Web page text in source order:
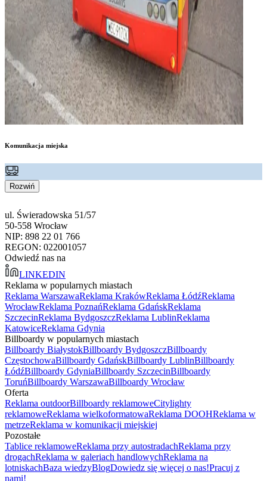
Komunikacja miejska
Rozwiń
ul. Świeradowska 51/57
50-558 Wrocław
NIP: 898 22 01 766
REGON: 022001057
Odwiedź nas na
LINKEDIN
Reklama w popularnych miastach
Reklama WarszawaReklama KrakówReklama ŁódźReklama
WrocławReklama PoznańReklama GdańskReklama
SzczecinReklama BydgoszczReklama LublinReklama
KatowiceReklama Gdynia
Billboardy w popularnych miastach
Billboardy BiałystokBillboardy BydgoszczBillboardy
CzęstochowaBillboardy GdańskBillboardy LublinBillboardy
ŁódźBillboardy GdyniaBillboardy SzczecinBillboardy
ToruńBillboardy WarszawaBillboardy Wrocław
Oferta
Reklama outdoorBillboardy reklamoweCitylighty
reklamoweReklama wielkoformatowaReklama DOOHReklama w
metrzeReklama w komunikacji miejskiej
Pozostałe
Tablice reklamoweReklama przy autostradachReklama przy
drogachReklama w galeriach handlowychReklama na
lotniskachBaza wiedzyBlogDowiedz się więcej o nas!Pracuj z
nami!